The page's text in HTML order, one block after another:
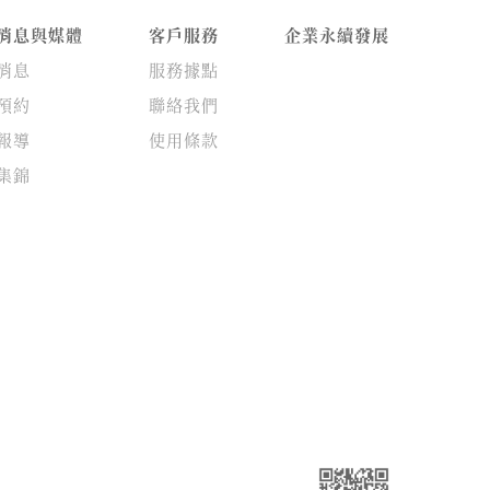
息與媒體
息
約
導
錦
客戶服務
服務據點
聯絡我們
使用條款
企業永續發展